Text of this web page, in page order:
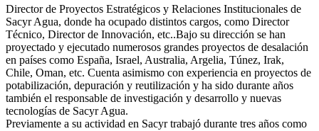
Director de Proyectos Estratégicos y Relaciones Institucionales de
Sacyr Agua, donde ha ocupado distintos cargos, como Director
Técnico, Director de Innovación, etc..Bajo su dirección se han
proyectado y ejecutado numerosos grandes proyectos de desalación
en países como España, Israel, Australia, Argelia, Túnez, Irak,
Chile, Oman, etc. Cuenta asimismo con experiencia en proyectos de
potabilización, depuración y reutilización y ha sido durante años
también el responsable de investigación y desarrollo y nuevas
tecnologías de Sacyr Agua.
Previamente a su actividad en Sacyr trabajó durante tres años como